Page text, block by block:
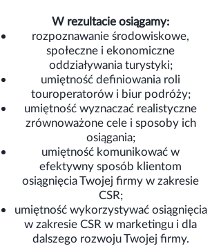
W rezultacie osiągamy:
rozpoznawanie środowiskowe,
społeczne i ekonomiczne
oddziaływania turystyki;
umiętność definiowania roli
touroperatorów i biur podróży;
umiętność wyznaczać realistyczne
zrównoważone cele i sposoby ich
osiągania;
umiętność komunikować w
efektywny sposób klientom
osiągnięcia Twojej firmy w zakresie
CSR;
umiętność wykorzystywać osiągnięcia
w zakresie CSR w marketingu i dla
dalszego rozwoju Twojej firmy.